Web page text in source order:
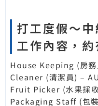
打工度假～
工作內容，
House Keeping (房
Cleaner (清潔員) –
Fruit Picker (水果採
Packaging Staff (包